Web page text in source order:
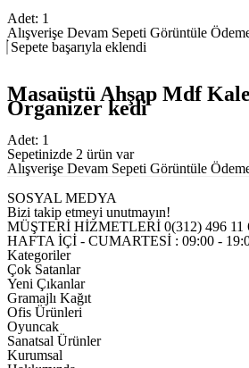
Adet: 1
Alışverişe Devam Sepeti Görüntüle
Sepete başarıyla eklendi
Masaüstü Ahşap Mdf
Organizer kedi
Adet: 1
Sepetinizde 2 ürün var
Alışverişe Devam Sepeti Görüntüle
SOSYAL MEDYA
Bizi takip etmeyi unutmayın!
MÜŞTERİ HİZMETLERİ 0(312) 496 11
HAFTA İÇİ - CUMARTESİ : 09:00 -
Kategoriler
Çok Satanlar
Yeni Çıkanlar
Gramajlı Kağıt
Ofis Ürünleri
Oyuncak
Sanatsal Ürünler
Kurumsal